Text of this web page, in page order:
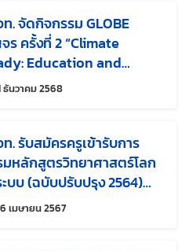
. จัดกิจกรรม GLOBE
ครั้งที่ 2 “Climate
Education and
Initiative with
นวิทยาคม จ.สกลนคร
ธันวาคม 2568แก้ไขล่าสุดเมื่อ:
. รับสมัครครูเข้ารับการ
หลักสูตรวิทยาศาสตร์โลก
บบ (ฉบับปรับปรุง 2564)
ระมาณ 2567 ในรูปแบบ
เมษายน 2567แก้ไขล่าสุดเมื่อ: